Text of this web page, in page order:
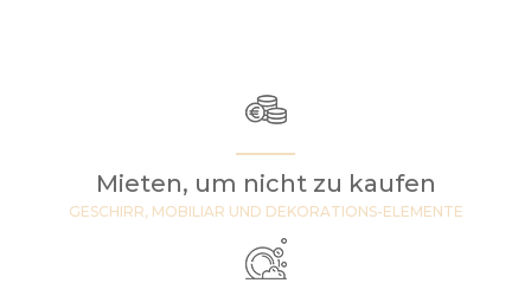
Mieten, um nicht zu kaufen
GESCHIRR, MOBILIAR UND DEKORATIONS-ELEMENTE